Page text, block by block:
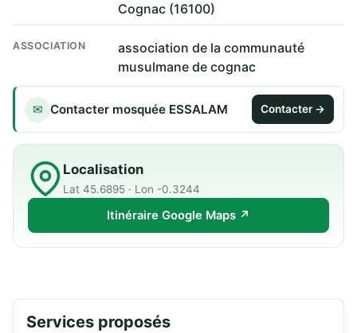
Cognac (16100)
ASSOCIATION
association de la communauté
musulmane de cognac
✉ Contacter mosquée ESSALAM Contacter →
Localisation
Lat 45.6895 · Lon -0.3244
Itinéraire Google Maps ↗
Services proposés